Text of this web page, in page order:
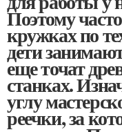
Поэтому
кружках по
дети
еще точат
станках.
углу
реечки, за